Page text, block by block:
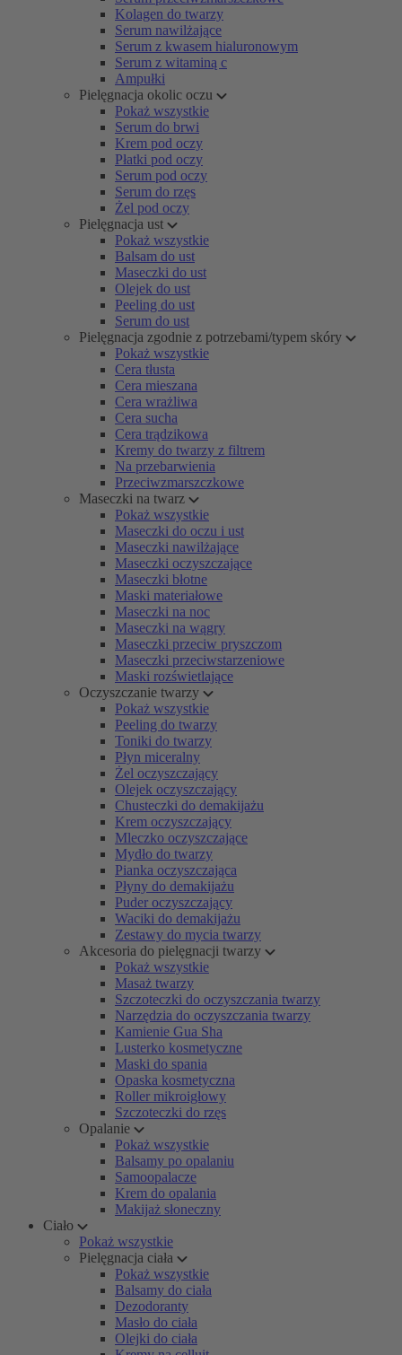
Kolagen do twarzy
Serum nawilżające
Serum z kwasem hialuronowym
Serum z witaminą c
Ampułki
Pielęgnacja okolic oczu
Pokaż wszystkie
Serum do brwi
Krem pod oczy
Płatki pod oczy
Serum pod oczy
Serum do rzęs
Żel pod oczy
Pielęgnacja ust
Pokaż wszystkie
Balsam do ust
Maseczki do ust
Olejek do ust
Peeling do ust
Serum do ust
Pielęgnacja zgodnie z potrzebami/typem skóry
Pokaż wszystkie
Cera tłusta
Cera mieszana
Cera wrażliwa
Cera sucha
Cera trądzikowa
Kremy do twarzy z filtrem
Na przebarwienia
Przeciwzmarszczkowe
Maseczki na twarz
Pokaż wszystkie
Maseczki do oczu i ust
Maseczki nawilżające
Maseczki oczyszczające
Maseczki błotne
Maski materiałowe
Maseczki na noc
Maseczki na wągry
Maseczki przeciw pryszczom
Maseczki przeciwstarzeniowe
Maski rozświetlające
Oczyszczanie twarzy
Pokaż wszystkie
Peeling do twarzy
Toniki do twarzy
Płyn miceralny
Żel oczyszczający
Olejek oczyszczający
Chusteczki do demakijażu
Krem oczyszczający
Mleczko oczyszczające
Mydło do twarzy
Pianka oczyszczająca
Płyny do demakijażu
Puder oczyszczający
Waciki do demakijażu
Zestawy do mycia twarzy
Akcesoria do pielęgnacji twarzy
Pokaż wszystkie
Masaż twarzy
Szczoteczki do oczyszczania twarzy
Narzędzia do oczyszczania twarzy
Kamienie Gua Sha
Lusterko kosmetyczne
Maski do spania
Opaska kosmetyczna
Roller mikroigłowy
Szczoteczki do rzęs
Opalanie
Pokaż wszystkie
Balsamy po opalaniu
Samoopalacze
Krem do opalania
Makijaż słoneczny
Ciało
Pokaż wszystkie
Pielęgnacja ciała
Pokaż wszystkie
Balsamy do ciała
Dezodoranty
Masło do ciała
Olejki do ciała